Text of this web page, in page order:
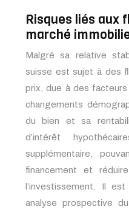
Risques liés aux
marché
Malgré sa relative
suisse est sujet à des
prix, due à des
changements
du bien et sa
d’intérêt
supplémentaire,
financement et
l’investissement. Il
analyse prospective